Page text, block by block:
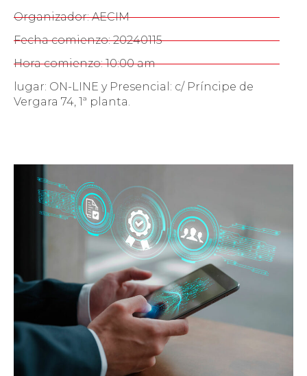
Organizador: AECIM
Fecha comienzo: 20240115
Hora comienzo: 10:00 am
lugar: ON-LINE y Presencial: c/ Príncipe de
Vergara 74, 1ª planta.